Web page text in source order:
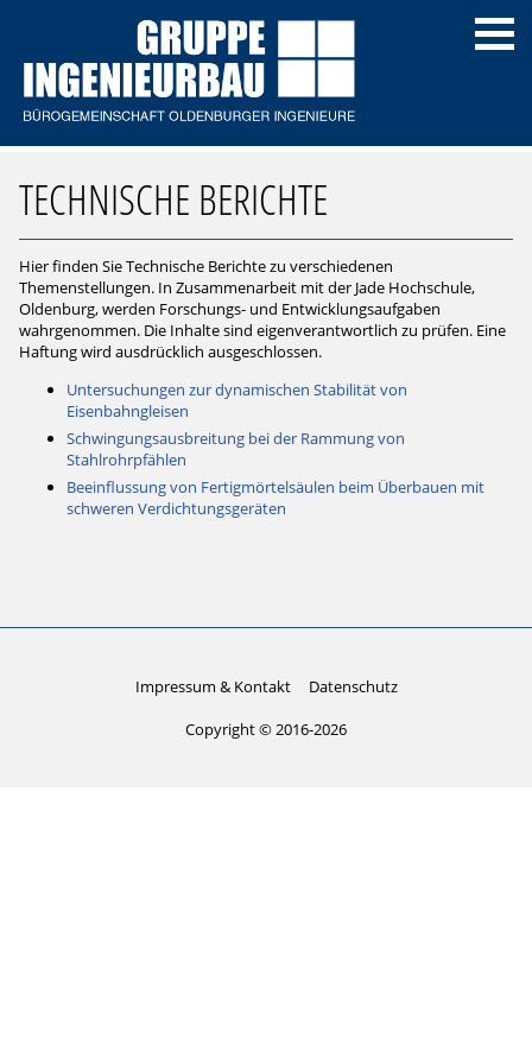
TECHNISCHE BERICHTE
Hier finden Sie Technische Berichte zu verschiedenen
Themenstellungen. In Zusammenarbeit mit der Jade Hochschule,
Oldenburg, werden Forschungs- und Entwicklungsaufgaben
wahrgenommen. Die Inhalte sind eigenverantwortlich zu prüfen. Eine
Haftung wird ausdrücklich ausgeschlossen.
Untersuchungen zur dynamischen Stabilität von
Eisenbahngleisen
Schwingungsausbreitung bei der Rammung von
Stahlrohrpfählen
Beeinflussung von Fertigmörtelsäulen beim Überbauen mit
schweren Verdichtungsgeräten
Impressum & Kontakt
Datenschutz
Copyright © 2016-2026